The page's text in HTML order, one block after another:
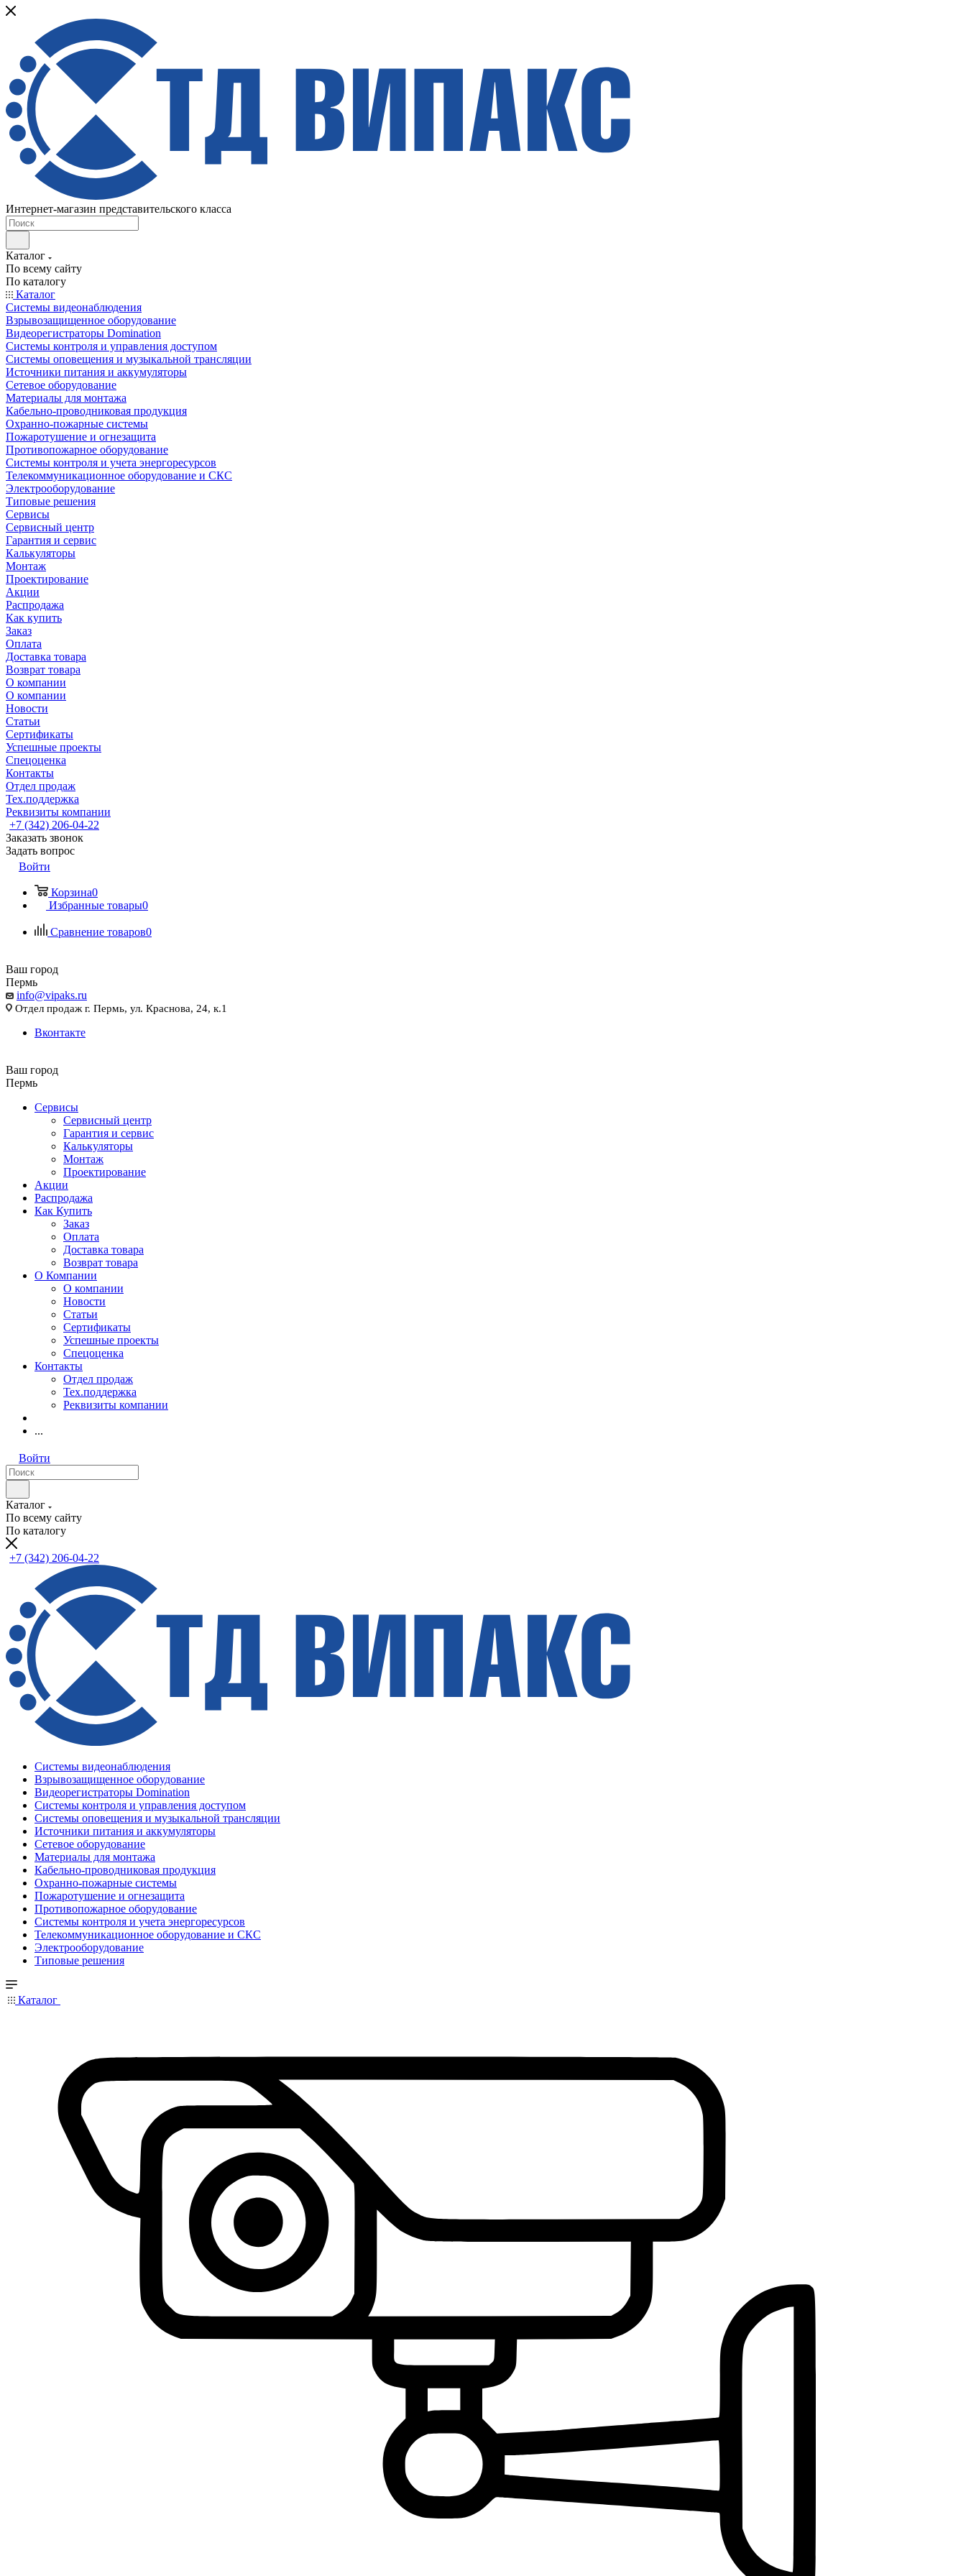
Интернет-магазин представительского класса
Каталог
По всему сайту
По каталогу
Каталог
Системы видеонаблюдения
Взрывозащищенное оборудование
Видеорегистраторы Domination
Системы контроля и управления доступом
Системы оповещения и музыкальной трансляции
Источники питания и аккумуляторы
Сетевое оборудование
Материалы для монтажа
Кабельно-проводниковая продукция
Охранно-пожарные системы
Пожаротушение и огнезащита
Противопожарное оборудование
Системы контроля и учета энергоресурсов
Телекоммуникационное оборудование и СКС
Электрооборудование
Типовые решения
Сервисы
Сервисный центр
Гарантия и сервис
Калькуляторы
Монтаж
Проектирование
Акции
Распродажа
Как купить
Заказ
Оплата
Доставка товара
Возврат товара
О компании
О компании
Новости
Статьи
Сертификаты
Успешные проекты
Спецоценка
Контакты
Отдел продаж
Тех.поддержка
Реквизиты компании
+7 (342) 206-04-22
Заказать звонок
Задать вопрос
Войти
Корзина0
Избранные товары0
Сравнение товаров0
Ваш город
Пермь
info@vipaks.ru
Отдел продаж г. Пермь, ул. Краснова, 24, к.1
Вконтакте
Ваш город
Пермь
Сервисы
Сервисный центр
Гарантия и сервис
Калькуляторы
Монтаж
Проектирование
Акции
Распродажа
Как Купить
Заказ
Оплата
Доставка товара
Возврат товара
О Компании
О компании
Новости
Статьи
Сертификаты
Успешные проекты
Спецоценка
Контакты
Отдел продаж
Тех.поддержка
Реквизиты компании
...
Войти
Каталог
По всему сайту
По каталогу
+7 (342) 206-04-22
Системы видеонаблюдения
Взрывозащищенное оборудование
Видеорегистраторы Domination
Системы контроля и управления доступом
Системы оповещения и музыкальной трансляции
Источники питания и аккумуляторы
Сетевое оборудование
Материалы для монтажа
Кабельно-проводниковая продукция
Охранно-пожарные системы
Пожаротушение и огнезащита
Противопожарное оборудование
Системы контроля и учета энергоресурсов
Телекоммуникационное оборудование и СКС
Электрооборудование
Типовые решения
Каталог